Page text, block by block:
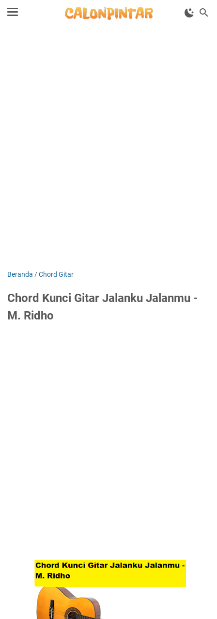
Beranda /Chord Gitar
Chord Kunci Gitar Jalanku Jalanmu -
M. Ridho